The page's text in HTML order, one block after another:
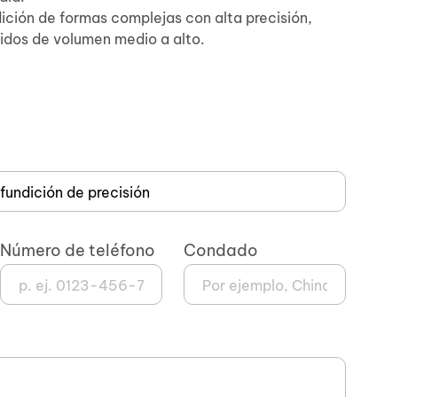
de formas complejas con alta precisión,
de volumen medio a alto.
Número de teléfono Condado